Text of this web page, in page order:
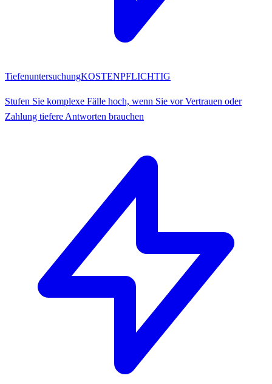
TiefenuntersuchungKOSTENPFLICHTIG
Stufen Sie komplexe Fälle hoch, wenn Sie vor Vertrauen oder
Zahlung tiefere Antworten brauchen